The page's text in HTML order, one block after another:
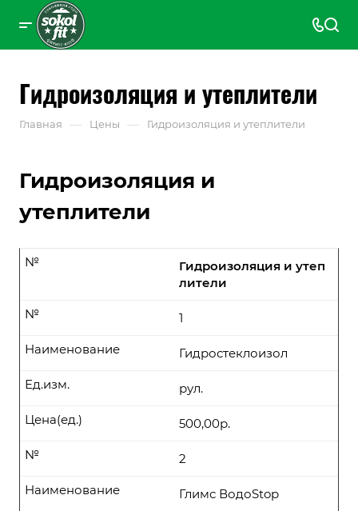
Гидроизоляция и утеплители
Главная — Цены — Гидроизоляция и утеплители
Гидроизоляция и
утеплители
Гидроизоляция и утеп
лители
№
1
№
Гидростеклоизол
Наименование
рул.
Ед.изм.
500,00р.
Цена(ед.)
2
№
Глимс ВодоStop
Наименование